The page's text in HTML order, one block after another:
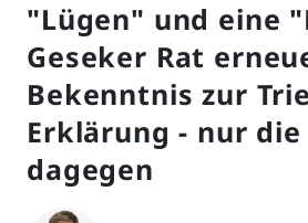
"Lügen" und eine
Geseker Rat
Bekenntnis zur
Erklärung - nur
dagegen